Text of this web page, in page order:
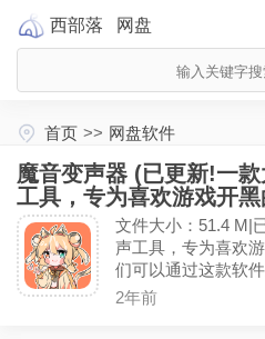
西部落 网盘
首页 >> 网盘软件
魔音变声器 (已更新!一
工具，专为喜欢游戏开
文件大小：51.4 M|
声工具，专为喜欢
们可以通过这款软
有很多有趣的语音
2年前